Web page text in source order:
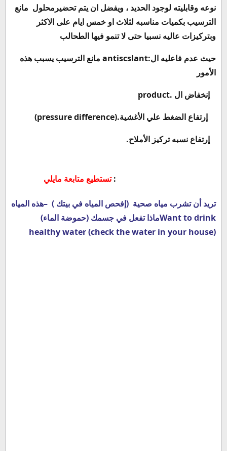
نوعه وقابليته لوجود الحديد ، ويفضل ان يتم تحضيرمحلول مانع
الترسيب بكميات مناسبه لثلاث او خمس ايام على الاكثر
وبتركيزات عاليه نسبيا حتى لا تنمو فيها الطحالب
حيث عدم فاعليه الantiscslant: مانع الترسيب يسبب هذه
الأمور
إنخفاض ال product.
إرتفاع الضغط علي الأغشية(pressure difference).
إرتفاع نسبه تركيز الأملاح.
تستطيع متابعة مايلي:
تريد أن تشرب مياه صحية (إفحص المياه في بيتك ) –هذه المياه
ماذا تفعل في جسمك (حموضة الماء)Want to drink
healthy water (check the water in your house)